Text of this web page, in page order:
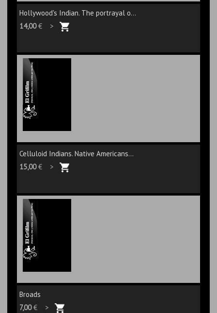
Hollywood's Indian. The portrayal o...
14,00€ >
Celluloid Indians. Native Americans...
15,00€ >
Broads
7,00€ >